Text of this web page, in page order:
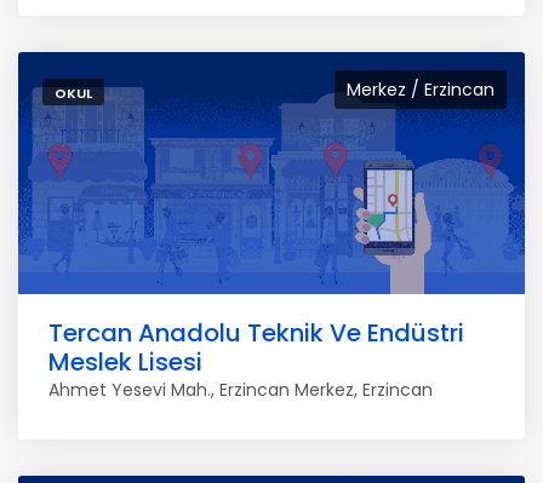
Merkez / Erzincan
OKUL
Tercan Anadolu Teknik Ve Endüstri
Meslek Lisesi
Ahmet Yesevi Mah., Erzincan Merkez, Erzincan